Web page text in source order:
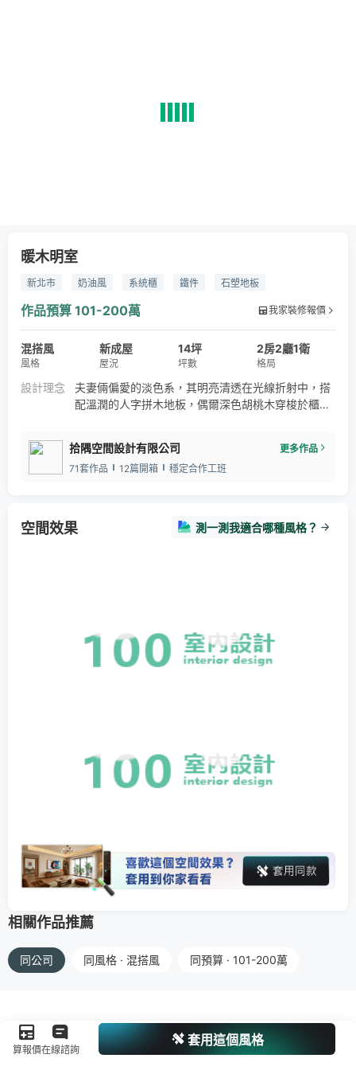
暖木明室
新北市 奶油風 系統櫃 鐵件
石塑地板
人造石檯面
清玻隔間
作品預算 101-200萬 我家裝修報價
混搭風
風格
新成屋
屋況
14坪
坪數
2房2廳1衛
格局
設計理念
夫妻倆偏愛的淡色系，其明亮清透在光線折射中，搭
配溫潤的人字拼木地板，偶爾深色胡桃木穿梭於櫃
島，重新分配公領域向度，使客廳轉向呈現簡約美
感，同時讓餐廚區得以延展，實踐了屋主期待的餐廳
牆，結構上形成了完整的玄關區
拾隅空間設計有限公司
更多作品
71套作品
12篇開箱 穩定合作工班
空間效果 測一測我適合哪種風格？
相關作品推薦
同公司 同風格 · 混搭風 同預算 · 101-200萬
算報價在線諮詢
套用這個風格